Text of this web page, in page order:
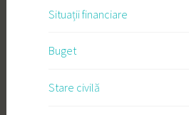
Situații financiare
Buget
Stare civilă